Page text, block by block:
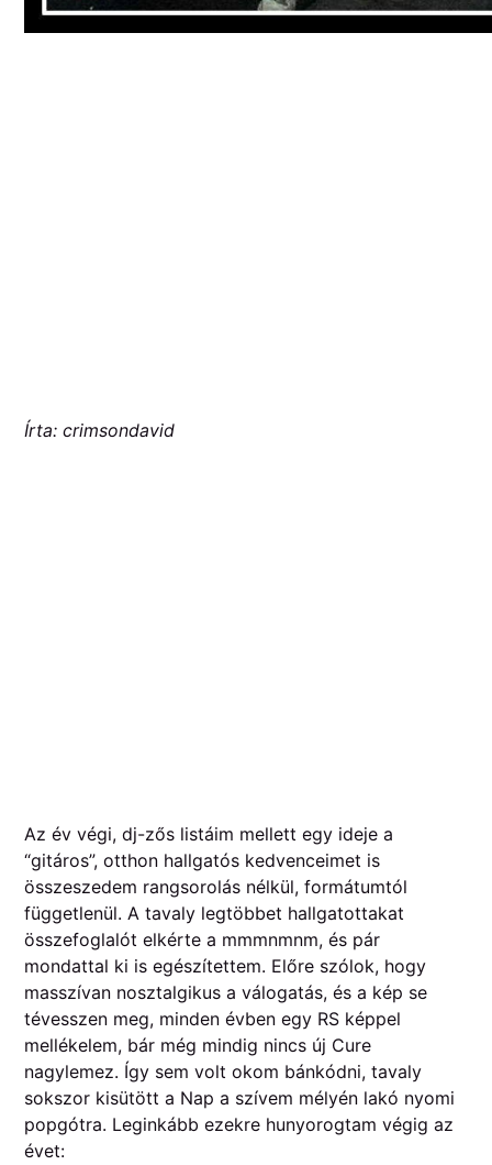
Írta: crimsondavid
Az év végi, dj-zős listáim mellett egy ideje a
“gitáros”, otthon hallgatós kedvenceimet is
összeszedem rangsorolás nélkül, formátumtól
függetlenül. A tavaly legtöbbet hallgatottakat
összefoglalót elkérte a mmmnmnm, és pár
mondattal ki is egészítettem. Előre szólok, hogy
masszívan nosztalgikus a válogatás, és a kép se
tévesszen meg, minden évben egy RS képpel
mellékelem, bár még mindig nincs új Cure
nagylemez. Így sem volt okom bánkódni, tavaly
sokszor kisütött a Nap a szívem mélyén lakó nyomi
popgótra. Leginkább ezekre hunyorogtam végig az
évet: